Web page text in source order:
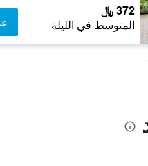
372 ﷼
المتوسط في الليلة